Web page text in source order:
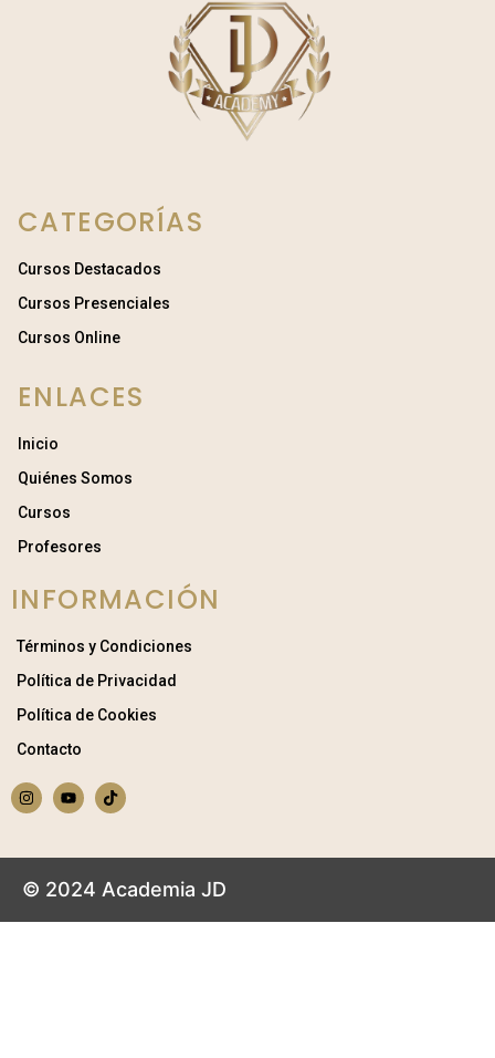
CATEGORÍAS
Cursos Destacados
Cursos Presenciales
Cursos Online
ENLACES
Inicio
Quiénes Somos
Cursos
Profesores
INFORMACIÓN
Términos y Condiciones
Política de Privacidad
Política de Cookies
Contacto
© 2024 Academia JD